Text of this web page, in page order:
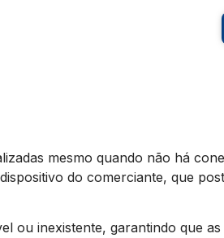
mesmo quando não há
do comerciante, que
ou inexistente, garantindo que